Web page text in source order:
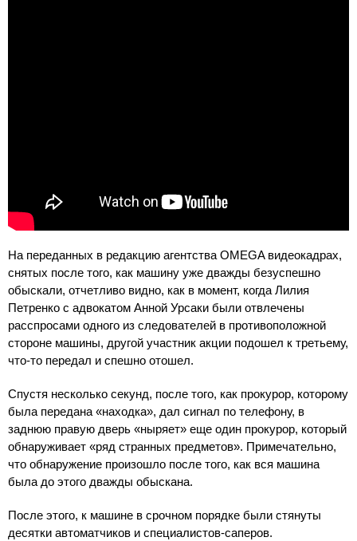
На переданных в редакцию агентства OMEGA видеокадрах,
снятых после того, как машину уже дважды безуспешно
обыскали, отчетливо видно, как в момент, когда Лилия
Петренко с адвокатом Анной Урсаки были отвлечены
расспросами одного из следователей в противоположной
стороне машины, другой участник акции подошел к третьему,
что-то передал и спешно отошел.
Спустя несколько секунд, после того, как прокурор, которому
была передана «находка», дал сигнал по телефону, в
заднюю правую дверь «ныряет» еще один прокурор, который
обнаруживает «ряд странных предметов». Примечательно,
что обнаружение произошло после того, как вся машина
была до этого дважды обыскана.
После этого, к машине в срочном порядке были стянуты
десятки автоматчиков и специалистов-саперов.